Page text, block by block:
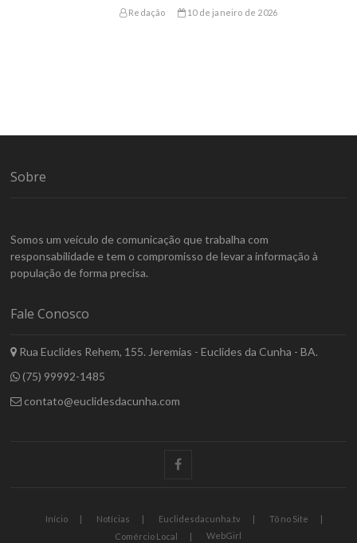
Redação 10 de janeiro de 2026
Sobre
Somos um veículo de comunicação que trabalha com
responsabilidade e tem o compromisso de levar a informação à
população de forma precisa.
Fale Conosco
Rua Euclides Rehem, 155. Jeremias - Euclides da Cunha - BA.
(75) 99992-1485
contato@euclidesdacunha.com
facebook
Início Notícias Euclidesdacunha.tv
Tô no Site
Comércio Local
WebGirl